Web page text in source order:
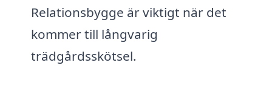
Relationsbygge är viktigt när det
kommer till långvarig
trädgårdsskötsel.